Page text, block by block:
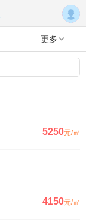
更多
5250元/㎡
4150元/㎡